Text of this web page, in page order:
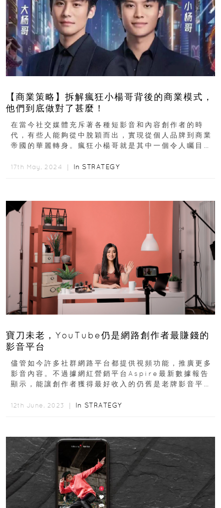
【商業策略】拆解瘋狂小楊哥背後的商業模式，
他們到底做對了甚麼！
在當今社交媒體充斥著各種短影音和內容創作者的時
代，有些人能夠從中脫穎而出，實現從個人品牌到商業
帝國的華麗轉身。瘋狂小楊哥就是其中一個令人矚目的
17th May, 2024 ｜ In STRATEGY
寶刀未老，YouTube仍是網路創作者最賺錢的
影音平台
儘管如今許多社群網路平台都提供視頻功能，推廣更多
影音內容。不過據網紅營銷平台Aspire最新數據報告
顯示，能讓創作者獲得最好收入的仍舊是老牌影音平台
12th June, 2023 ｜ In STRATEGY